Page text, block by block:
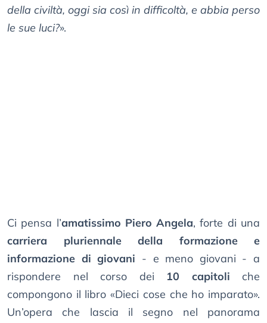
della civiltà, oggi sia così in difficoltà, e abbia perso
le sue luci?».
Ci pensa l’amatissimo Piero Angela, forte di una
carriera pluriennale della formazione e
informazione di giovani - e meno giovani - a
rispondere nel corso dei 10 capitoli che
compongono il libro «Dieci cose che ho imparato».
Un’opera che lascia il segno nel panorama